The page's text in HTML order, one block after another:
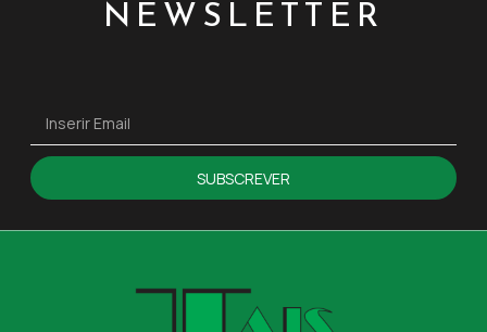
NEWSLETTER
SUBSCREVER